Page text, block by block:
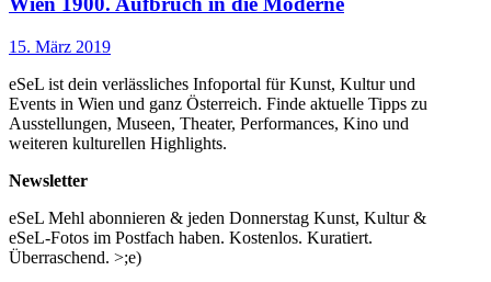
15. März 2019
eSeL ist dein verlässliches Infoportal für Kunst, Kultur und
Events in Wien und ganz Österreich. Finde aktuelle Tipps zu
Ausstellungen, Museen, Theater, Performances, Kino und
weiteren kulturellen Highlights.
Newsletter
eSeL Mehl abonnieren & jeden Donnerstag Kunst, Kultur &
eSeL-Fotos im Postfach haben. Kostenlos. Kuratiert.
Überraschend. >;e)